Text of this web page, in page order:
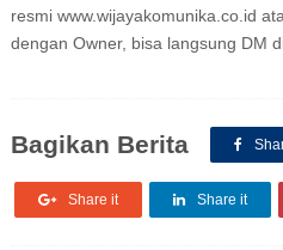
resmi www.wijayakomunika.co.id
dengan Owner, bisa langsung DM
Bagikan Berita
Share it Share it